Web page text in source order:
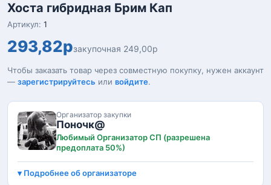
Хоста гибридная Брим Кап
Артикул: 1
293,82рзакупочная 249,00р
Чтобы заказать товар через совместную покупку, нужен аккаунт
— зарегистрируйтесь или войдите.
Организатор закупки
Поночк@
Любимый Организатор СП (разрешена
предоплата 50%)
Подробнее об организаторе